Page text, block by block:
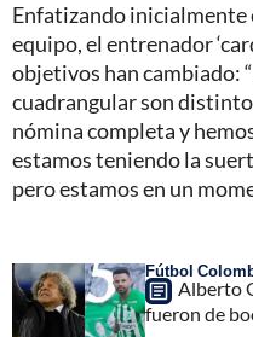
Enfatizando
equipo, el entrenador
objetivos han cambiado:
cuadrangular son
nómina completa y
estamos teniendo la
pero estamos en un
Fútbol
Alberto
fueron de